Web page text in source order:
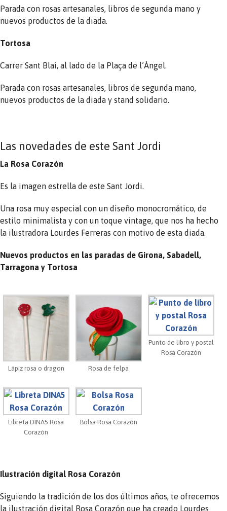
Parada con rosas artesanales, libros de segunda mano y
nuevos productos de la diada.
Tortosa
Carrer Sant Blai, al lado de la Plaça de l’Àngel.
Parada con rosas artesanales, libros de segunda mano,
nuevos productos de la diada y stand solidario.
Las novedades de este Sant Jordi
La Rosa Corazón
Es la imagen estrella de este Sant Jordi.
Una rosa muy especial con un diseño monocromático, de
estilo minimalista y con un toque vintage, que nos ha hecho
la ilustradora Lourdes Ferreras con motivo de esta diada.
Nuevos productos en las paradas de Girona, Sabadell,
Tarragona y Tortosa
Lápiz rosa o dragon Rosa de felpa
Punto de libro y postal
Rosa Corazón
Libreta DINA5 Rosa
Corazón
Bolsa Rosa Corazón
Ilustración digital Rosa Corazón
Siguiendo la tradición de los dos últimos años, te ofrecemos
la ilustración digital Rosa Corazón que ha creado Lourdes